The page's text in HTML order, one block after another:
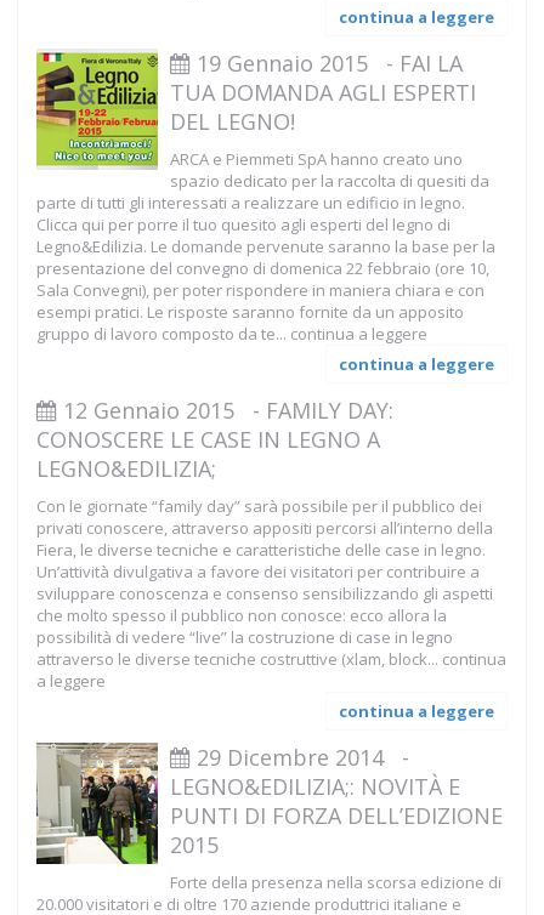
continua a leggere
19 Gennaio 2015 - FAI LA
TUA DOMANDA AGLI ESPERTI
DEL LEGNO!
ARCA e Piemmeti SpA hanno creato uno
spazio dedicato per la raccolta di quesiti da
parte di tutti gli interessati a realizzare un edificio in legno.
Clicca qui per porre il tuo quesito agli esperti del legno di
Legno&Edilizia. Le domande pervenute saranno la base per la
presentazione del convegno di domenica 22 febbraio (ore 10,
Sala Convegni), per poter rispondere in maniera chiara e con
esempi pratici. Le risposte saranno fornite da un apposito
gruppo di lavoro composto da te... continua a leggere
continua a leggere
12 Gennaio 2015 - FAMILY DAY:
CONOSCERE LE CASE IN LEGNO A
LEGNO&EDILIZIA;
Con le giornate “family day” sarà possibile per il pubblico dei
privati conoscere, attraverso appositi percorsi all’interno della
Fiera, le diverse tecniche e caratteristiche delle case in legno.
Un’attività divulgativa a favore dei visitatori per contribuire a
sviluppare conoscenza e consenso sensibilizzando gli aspetti
che molto spesso il pubblico non conosce: ecco allora la
possibilità di vedere “live” la costruzione di case in legno
attraverso le diverse tecniche costruttive (xlam, block... continua
a leggere
continua a leggere
29 Dicembre 2014
-
LEGNO&EDILIZIA;: NOVITÀ E
PUNTI DI FORZA DELL’EDIZIONE
2015
Forte della presenza nella scorsa edizione di
20.000 visitatori e di oltre 170 aziende produttrici italiane e